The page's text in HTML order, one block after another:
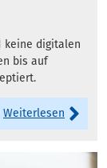
keine digitalen
bis auf
Weiterlesen